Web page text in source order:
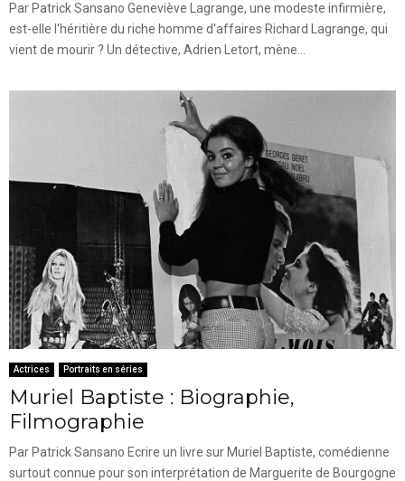
Par Patrick Sansano Geneviève Lagrange, une modeste infirmière,
est-elle l'héritière du riche homme d'affaires Richard Lagrange, qui
vient de mourir ? Un détective, Adrien Letort, mène...
Actrices Portraits en séries
Muriel Baptiste : Biographie,
Filmographie
Par Patrick Sansano Ecrire un livre sur Muriel Baptiste, comédienne
surtout connue pour son interprétation de Marguerite de Bourgogne